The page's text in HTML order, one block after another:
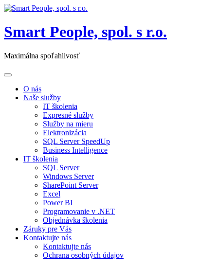
Skip
content
Smart People, spol. s r.o.
Maximálna spoľahlivosť
Toggle
navigationO nás
Naše služby
IT školenia
Expresné služby
Služby na mieru
Elektronizácia
SQL Server SpeedUp
Business Intelligence
IT školenia
SQL Server
Windows Server
SharePoint Server
Excel
Power BI
Programovanie v .NET
Objednávka školenia
Záruky pre Vás
Kontaktujte nás
Kontaktujte nás
Ochrana osobných údajov